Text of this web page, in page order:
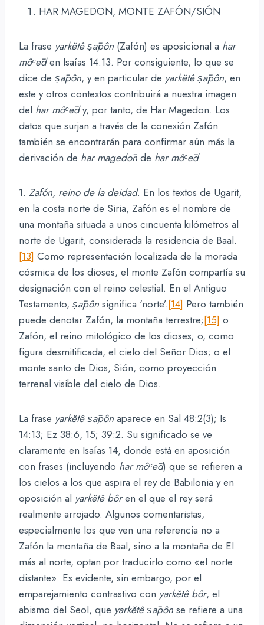
HAR MAGEDON, MONTE ZAFÓN/SIÓN
La frase yarkĕtê ṣāpôn (Zafón) es aposicional a har
môᶜēden Isaías 14:13. Por consiguiente, lo que se
dice de ṣāpôn, y en particular de yarkĕtê ṣāpôn, en
este y otros contextos contribuirá a nuestra imagen
del har môᶜēdy, por tanto, de Har Magedon. Los
datos que surjan a través de la conexión Zafón
también se encontrarán para confirmar aún más la
derivación de har magedōn de har môᶜēd.
1. Zafón, reino de la deidad. En los textos de Ugarit,
en la costa norte de Siria, Zafón es el nombre de
una montaña situada a unos cincuenta kilómetros al
norte de Ugarit, considerada la residencia de Baal.
[13] Como representación localizada de la morada
cósmica de los dioses, el monte Zafón compartía su
designación con el reino celestial. En el Antiguo
Testamento, ṣāpôn significa ‘norte’.[14] Pero también
puede denotar Zafón, la montaña terrestre;[15] o
Zafón, el reino mitológico de los dioses; o, como
figura desmitificada, el cielo del Señor Dios; o el
monte santo de Dios, Sión, como proyección
terrenal visible del cielo de Dios.
La frase yarkĕtê ṣāpôn aparece en Sal 48:2(3); Is
14:13; Ez 38:6, 15; 39:2. Su significado se ve
claramente en Isaías 14, donde está en aposición
con frases (incluyendo har môᶜēd) que se refieren a
los cielos a los que aspira el rey de Babilonia y en
oposición al yarkĕtê bôren el que el rey será
realmente arrojado. Algunos comentaristas,
especialmente los que ven una referencia no a
Zafón la montaña de Baal, sino a la montaña de El
más al norte, optan por traducirlo como «el norte
distante». Es evidente, sin embargo, por el
emparejamiento contrastivo con yarkĕtê bôr, el
abismo del Seol, que yarkĕtê ṣāpôn se refiere a una